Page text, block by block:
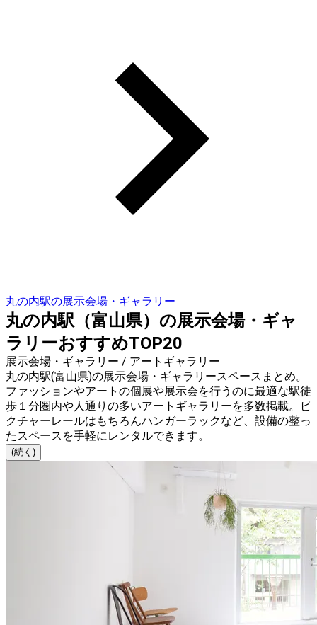
丸の内駅の展示会場・ギャラリー
丸の内駅（富山県）の展示会場・ギャ
ラリーおすすめTOP20
展示会場・ギャラリー / アートギャラリー
丸の内駅(富山県)の展示会場・ギャラリースペースまとめ。
ファッションやアートの個展や展示会を行うのに最適な駅徒
歩１分圏内や人通りの多いアートギャラリーを多数掲載。ピ
クチャーレールはもちろんハンガーラックなど、設備の整っ
たスペースを手軽にレンタルできます。
(続く)